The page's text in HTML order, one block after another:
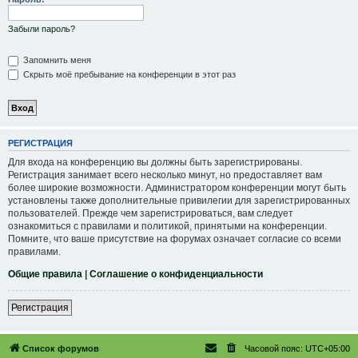
Забыли пароль?
Запомнить меня
Скрыть моё пребывание на конференции в этот раз
РЕГИСТРАЦИЯ
Для входа на конференцию вы должны быть зарегистрированы.
Регистрация занимает всего несколько минут, но предоставляет вам
более широкие возможности. Администратором конференции могут быть
установлены также дополнительные привилегии для зарегистрированных
пользователей. Прежде чем зарегистрироваться, вам следует
ознакомиться с правилами и политикой, принятыми на конференции.
Помните, что ваше присутствие на форумах означает согласие со всеми
правилами.
Общие правила | Соглашение о конфиденциальности
Регистрация
Список форумов Часовой пояс: UTC+05:00